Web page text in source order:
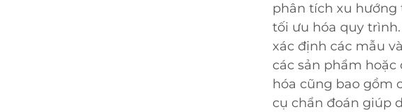
phân tích xu hướng
tối ưu hóa quy
xác định các mẫu
các sản phẩm
hóa cũng bao gồm
cụ chẩn đoán giúp